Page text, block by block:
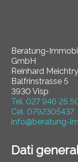
Beratung-
GmbH
Reinhard Meichtry
Balfrinstrasse 5
3930 Visp
Tel.027 946 25
Cel.0792305437
info@beratung-
Dati